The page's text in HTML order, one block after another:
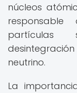
núcleos
partículas
neutrino.
La